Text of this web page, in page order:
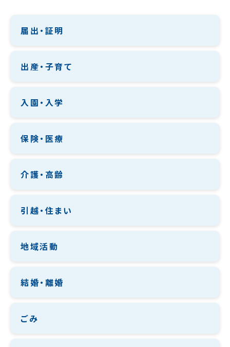
届出・証明
出産・子育て
入園・入学
保険・医療
介護・高齢
引越・住まい
地域活動
結婚・離婚
ごみ